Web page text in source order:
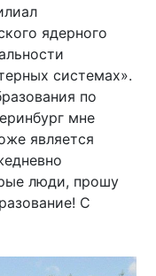
ядерного
системах».
по
мне
является
люди, прошу
С